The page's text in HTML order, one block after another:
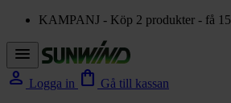
KAMPANJ - Köp 2 produkter - få
menu
person Logga in shopping_bag Gå till kassan